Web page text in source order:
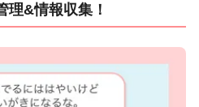
理&情報収集！